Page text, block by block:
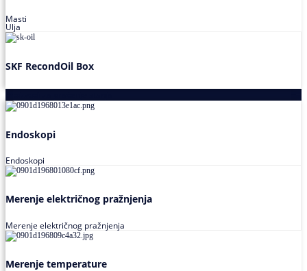
Masti
Ulja
SKF RecondOil Box
Endoskopi
Endoskopi
Merenje električnog pražnjenja
Merenje električnog pražnjenja
Merenje temperature